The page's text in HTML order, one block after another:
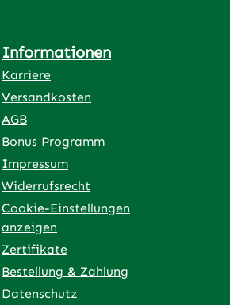
Informationen
Karriere
Versandkosten
AGB
Bonus Programm
Impressum
Widerrufsrecht
Cookie-Einstellungen
anzeigen
Zertifikate
Bestellung & Zahlung
Datenschutz